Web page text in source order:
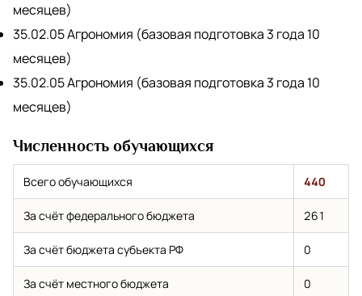
месяцев)
35.02.05 Агрономия (базовая подготовка 3 года 10
месяцев)
35.02.05 Агрономия (базовая подготовка 3 года 10
месяцев)
Численность обучающихся
Всего обучающихся 440
За счёт федерального бюджета 261
За счёт бюджета субъекта РФ 0
За счёт местного бюджета 0